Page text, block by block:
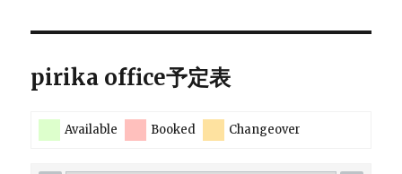
pirika office予定表
Available Booked Changeover